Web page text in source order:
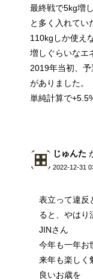
最終戦で5kg増
と多く入れてい
110kgしか使え
増しぐらいなエ
2019年当初、
がありました。
単純計算で
じゅんた
2022-12-31
表立って違反
ると、やはり
JINさん
今年も一年お
来年も楽しく
良いお歳を